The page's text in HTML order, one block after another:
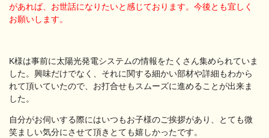
があれば、お世話になりたいと感じております。今後とも宜しく
お願いします。
K様は事前に太陽光発電システムの情報をたくさん集められていま
した。興味だけでなく、それに関する細かい部材や詳細もわから
れて頂いていたので、お打合せもスムーズに進めることが出来ま
した。
自分がお伺いする際にはいつもお子様のご挨拶があり、とても微
笑ましい気分にさせて頂きとても嬉しかったです。